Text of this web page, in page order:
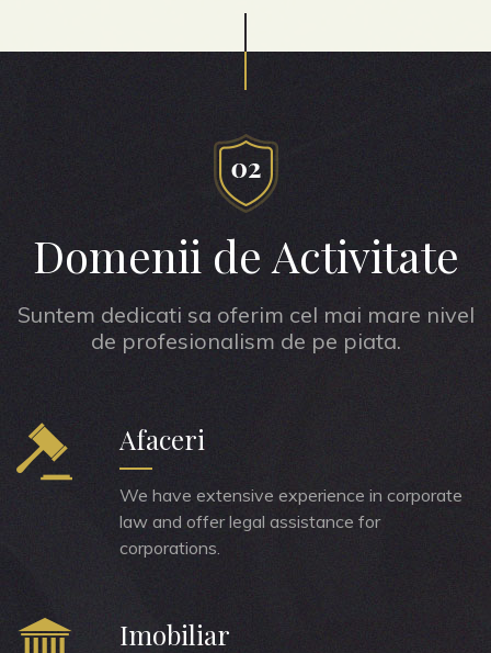
Domenii de Activitate
Suntem dedicati sa oferim cel mai mare nivel
de profesionalism de pe piata.
Afaceri
We have extensive experience in corporate
law and offer legal assistance for
corporations.
Imobiliar